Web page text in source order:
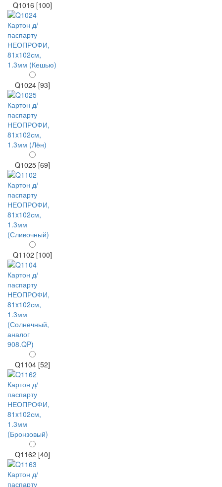
Q1016 [100]
Q1024 [93]
Q1025 [69]
Q1102 [100]
Q1104 [52]
Q1162 [40]